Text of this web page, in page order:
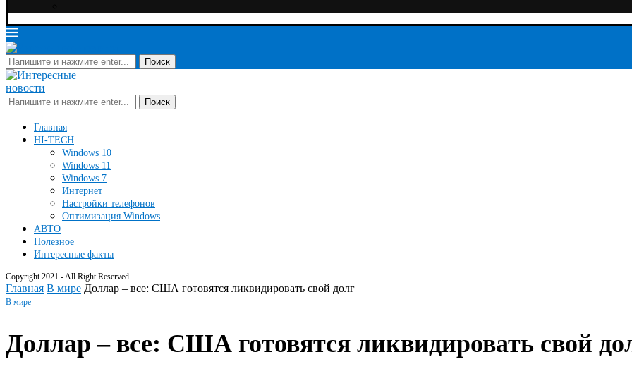
Поиск
Поиск
Главная
HI-TECH
Windows 10
Windows 11
Windows 7
Интернет
Настройки телефонов
Оптимизация Windows
АВТО
Полезное
Интересные факты
Copyright 2021 - All Right Reserved
Главная В мире Доллар – все: США готовятся ликвидировать свой долг
В мире
Доллар – все: США готовятся ликвидировать свой